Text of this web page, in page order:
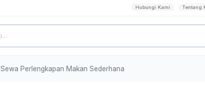
Hubungi Kami Tentang
Sewa Perlengkapan Makan Sederhana